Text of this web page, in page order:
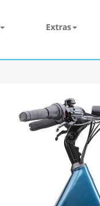
Extras